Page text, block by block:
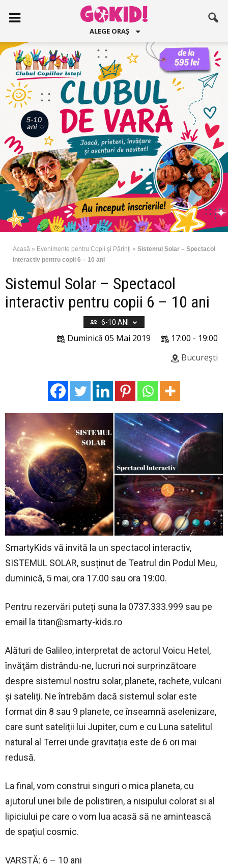
ALEGE ORAȘ
Acasă » Evenimente pentru Copii şi Părinţi » Sistemul Solar – Spectacol
interactiv pentru copii 6 – 10 ani
Sistemul Solar – Spectacol
interactiv pentru copii 6 – 10 ani
6-10 ANI
17:00 - 19:00
Duminică 05 Mai 2019
București
SmartyKids vă invită la un spectacol interactiv,
SISTEMUL SOLAR, susținut de Teatrul din Podul Meu,
duminică, 5 mai, ora 17.00 sau ora 19:00.
Pentru rezervări puteți suna la 0737.333.999 sau pe
email la titan@smarty-kids.ro
Alături de Galileo, interpretat de actorul Voicu Hetel,
învăţăm distrându-ne, lucruri noi surprinzătoare
despre sistemul nostru solar, planete, rachete, vulcani
şi sateliţi. Ne întrebăm dacă sistemul solar este
format din 8 sau 9 planete, ce înseamnă aselenizare,
care sunt sateliții lui Jupiter, cum e cu Luna satelitul
natural al Terrei unde gravitația este de 6 ori mai
redusă.
La final, vom construi singuri o mica planeta, cu
ajutorul unei bile de polistiren, a nisipului colorat si al
lipiciului pe care o vom lua acasă să ne amintească
de spaţiul cosmic.
VARSTĂ: 6 – 10 ani